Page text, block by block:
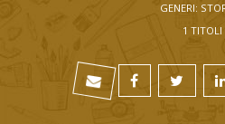
GENERI:
1 TITOLI